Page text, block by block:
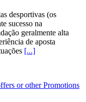
desportivas (os
sucesso na
geralmente alta
de aposta
[...]
or other Promotions